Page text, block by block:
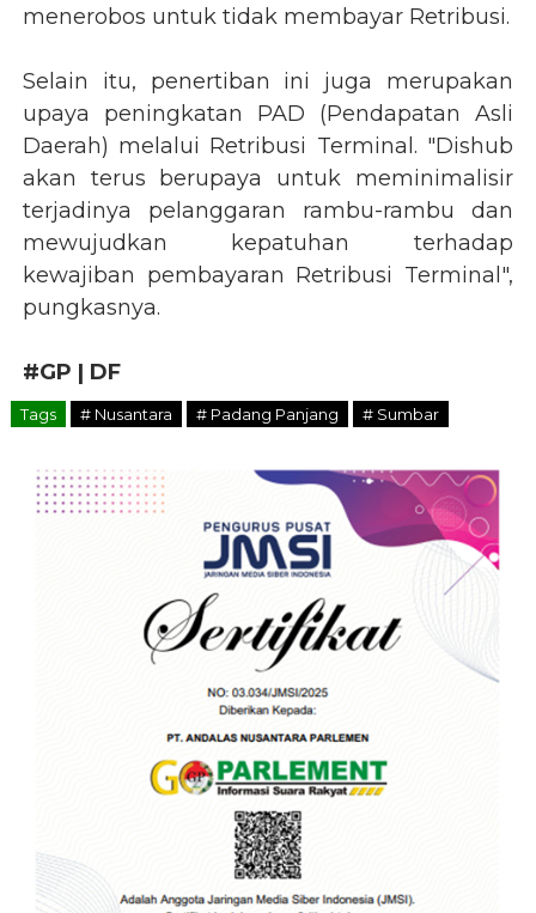
menerobos untuk tidak membayar Retribusi.
Selain itu, penertiban ini juga merupakan
upaya peningkatan PAD (Pendapatan Asli
Daerah) melalui Retribusi Terminal. "Dishub
akan terus berupaya untuk meminimalisir
terjadinya pelanggaran rambu-rambu dan
mewujudkan kepatuhan terhadap
kewajiban pembayaran Retribusi Terminal",
pungkasnya.
#GP | DF
Tags # Nusantara # Padang Panjang # Sumbar